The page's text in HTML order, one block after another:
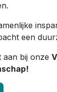
een
aan bij onze